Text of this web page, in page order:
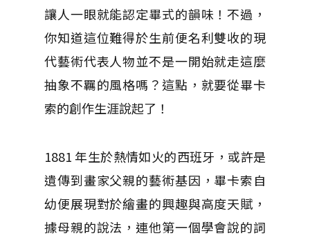
讓人一眼就能認定畢式的韻味！不過，
你知道這位難得於生前便名利雙收的現
代藝術代表人物並不是一開始就走這麼
抽象不羈的風格嗎？這點，就要從畢卡
索的創作生涯說起了！
1881 年生於熱情如火的西班牙，或許是
遺傳到畫家父親的藝術基因，畢卡索自
幼便展現對於繪畫的興趣與高度天賦，
據母親的說法，連他第一個學會說的詞